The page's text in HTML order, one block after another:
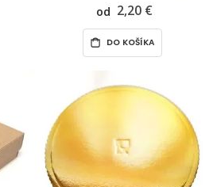
od 2,20 €
DO KOŠÍKA